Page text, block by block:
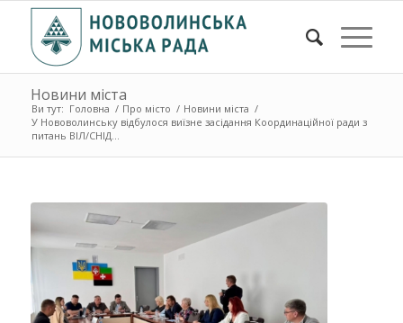
Новини міста
Ви тут: Головна / Про місто / Новини міста /
У Нововолинську відбулося виїзне засідання Координаційної ради з
питань ВІЛ/СНІД...